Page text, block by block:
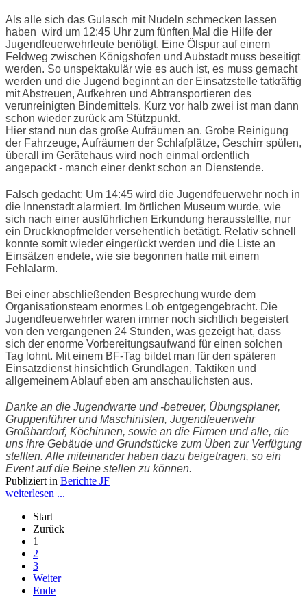
Als alle sich das Gulasch mit Nudeln schmecken lassen
haben wird um 12:45 Uhr zum fünften Mal die Hilfe der
Jugendfeuerwehrleute benötigt. Eine Ölspur auf einem
Feldweg zwischen Königshofen und Aubstadt muss beseitigt
werden. So unspektakulär wie es auch ist, es muss gemacht
werden und die Jugend beginnt an der Einsatzstelle tatkräftig
mit Abstreuen, Aufkehren und Abtransportieren des
verunreinigten Bindemittels. Kurz vor halb zwei ist man dann
schon wieder zurück am Stützpunkt.
Hier stand nun das große Aufräumen an. Grobe Reinigung
der Fahrzeuge, Aufräumen der Schlafplätze, Geschirr spülen,
überall im Gerätehaus wird noch einmal ordentlich
angepackt - manch einer denkt schon an Dienstende.
Falsch gedacht: Um 14:45 wird die Jugendfeuerwehr noch in
die Innenstadt alarmiert. Im örtlichen Museum wurde, wie
sich nach einer ausführlichen Erkundung herausstellte, nur
ein Druckknopfmelder versehentlich betätigt. Relativ schnell
konnte somit wieder eingerückt werden und die Liste an
Einsätzen endete, wie sie begonnen hatte mit einem
Fehlalarm.
Bei einer abschließenden Besprechung wurde dem
Organisationsteam enormes Lob entgegengebracht. Die
Jugendfeuerwehrler waren immer noch sichtlich begeistert
von den vergangenen 24 Stunden, was gezeigt hat, dass
sich der enorme Vorbereitungsaufwand für einen solchen
Tag lohnt. Mit einem BF-Tag bildet man für den späteren
Einsatzdienst hinsichtlich Grundlagen, Taktiken und
allgemeinem Ablauf eben am anschaulichsten aus.
Danke an die Jugendwarte und -betreuer, Übungsplaner,
Gruppenführer und Maschinisten, Jugendfeuerwehr
Großbardorf, Köchinnen, sowie an die Firmen und alle, die
uns ihre Gebäude und Grundstücke zum Üben zur Verfügung
stellten. Alle miteinander haben dazu beigetragen, so ein
Event auf die Beine stellen zu können.
Publiziert in Berichte JF
weiterlesen ...
Start
Zurück
1
2
3
Weiter
Ende